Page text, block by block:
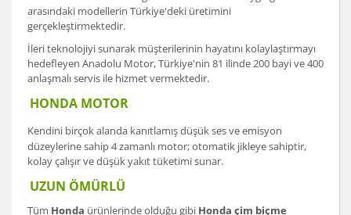
arasındaki modellerin Türkiye'deki üretimini
gerçekleştirmektedir.
İleri teknolojiyi sunarak müşterilerinin hayatını kolaylaştırmayı
hedefleyen Anadolu Motor, Türkiye'nin 81 ilinde 200 bayi ve 400
anlaşmalı servis ile hizmet vermektedir.
HONDA MOTOR
Kendini birçok alanda kanıtlamış düşük ses ve emisyon
düzeylerine sahip 4 zamanlı motor; otomatik jikleye sahiptir,
kolay çalışır ve düşük yakıt tüketimi sunar.
UZUN ÖMÜRLÜ
Tüm Honda ürünlerinde olduğu gibi Honda çim biçme